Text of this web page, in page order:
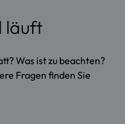
läuft
Was ist zu beachten?
Fragen finden Sie